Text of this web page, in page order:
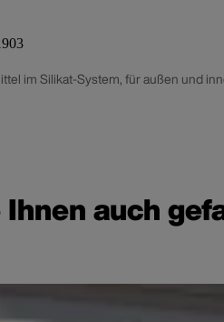
im Silikat-System, für außen und
auch